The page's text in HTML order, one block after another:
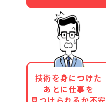
技術を身につけた
あとに仕事を